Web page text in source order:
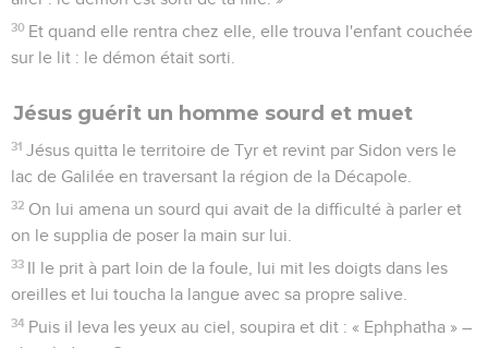
30 Et quand elle rentra chez elle, elle trouva l'enfant couchée
sur le lit : le démon était sorti.
Jésus guérit un homme sourd et muet
31 Jésus quitta le territoire de Tyr et revint par Sidon vers le
lac de Galilée en traversant la région de la Décapole.
32 On lui amena un sourd qui avait de la difficulté à parler et
on le supplia de poser la main sur lui.
33 Il le prit à part loin de la foule, lui mit les doigts dans les
oreilles et lui toucha la langue avec sa propre salive.
34 Puis il leva les yeux au ciel, soupira et dit : « Ephphatha » –